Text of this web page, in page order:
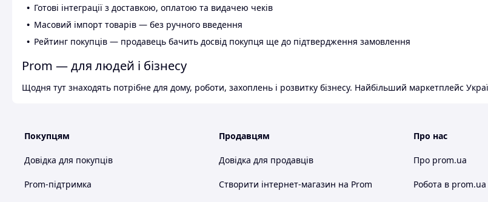
Готові інтеграції з доставкою, оплатою та видачею чеків
Масовий імпорт товарів — без ручного введення
Рейтинг покупців — продавець бачить досвід покупця ще до підтвердження замовлення
Prom — для людей і бізнесу
Щодня тут знаходять потрібне для дому, роботи, захоплень і розвитку бізнесу. Найбільший маркетплейс
Покупцям
Довідка для покупців
Prom-підтримка
Продавцям
Довідка для продавців
Створити інтернет-магазин на Prom
Про нас
Про prom.ua
Робота в prom.ua